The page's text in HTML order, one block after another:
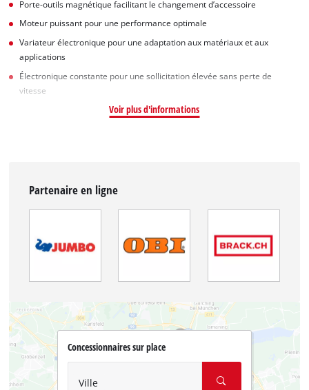
Porte-outils magnétique facilitant le changement d’accessoire
Moteur puissant pour une performance optimale
Variateur électronique pour une adaptation aux matériaux et aux
applications
Électronique constante pour une sollicitation élevée sans perte de
vitesse
Voir plus d'informations
Partenaire en ligne
Concessionnaires sur place
Ville